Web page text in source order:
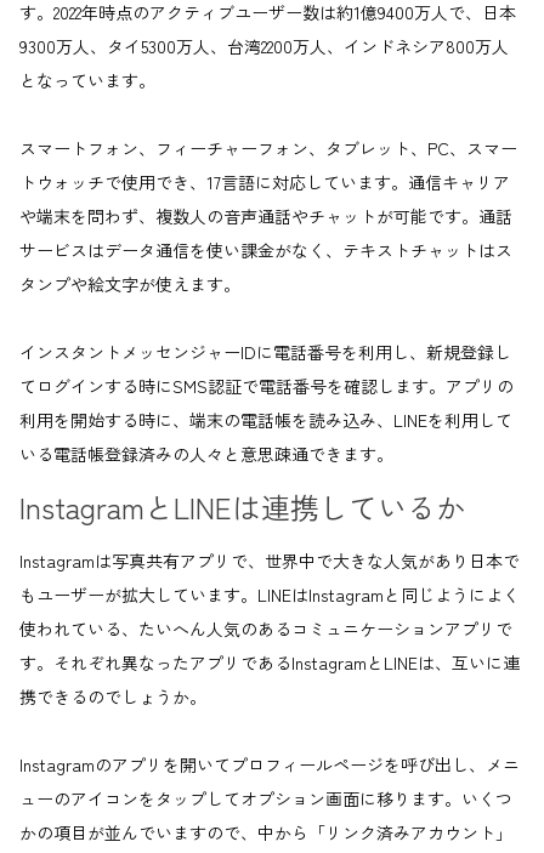
す。2022年時点のアクティブユーザー数は約1億9400万人で、日本
9300万人、タイ5300万人、台湾2200万人、インドネシア800万人
となっています。
スマートフォン、フィーチャーフォン、タブレット、PC、スマー
トウォッチで使用でき、17言語に対応しています。通信キャリア
や端末を問わず、複数人の音声通話やチャットが可能です。通話
サービスはデータ通信を使い課金がなく、テキストチャットはス
タンプや絵文字が使えます。
インスタントメッセンジャーIDに電話番号を利用し、新規登録し
てログインする時にSMS認証で電話番号を確認します。アプリの
利用を開始する時に、端末の電話帳を読み込み、LINEを利用して
いる電話帳登録済みの人々と意思疎通できます。
InstagramとLINEは連携しているか
Instagramは写真共有アプリで、世界中で大きな人気があり日本で
もユーザーが拡大しています。LINEはInstagramと同じようによく
使われている、たいへん人気のあるコミュニケーションアプリで
す。それぞれ異なったアプリであるInstagramとLINEは、互いに連
携できるのでしょうか。
Instagramのアプリを開いてプロフィールページを呼び出し、メニ
ューのアイコンをタップしてオプション画面に移ります。いくつ
かの項目が並んでいますので、中から「リンク済みアカウント」